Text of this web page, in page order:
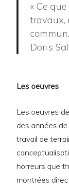
« Ce
travaux,
Doris
Les oeuvres
Les oeuvres de
des années
travail de
horreurs que
montrées